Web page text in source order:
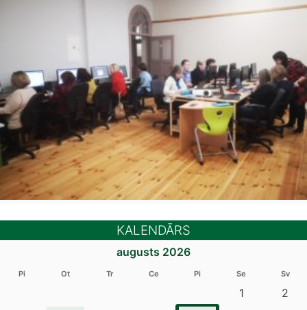
KALENDĀRS
augusts 2026
Pi Ot Tr Ce Pi Se Sv
1
2